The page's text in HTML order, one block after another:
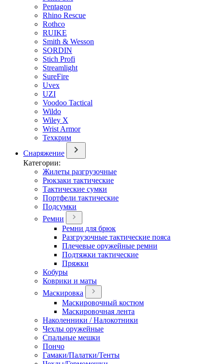
Pentagon
Rhino Rescue
Rothco
RUIKE
Smith & Wesson
SORDIN
Stich Profi
Streamlight
SureFire
Uvex
UZI
Voodoo Tactical
Wildo
Wiley X
Wrist Armor
Техкрим
Снаряжение
Категории:
Жилеты разгрузочные
Рюкзаки тактические
Тактические сумки
Портфели тактические
Подсумки
Ремни
Ремни для брюк
Разгрузочные тактические пояса
Плечевые оружейные ремни
Подтяжки тактические
Пряжки
Кобуры
Коврики и маты
Маскировка
Маскировочный костюм
Маскировочная лента
Наколенники / Налокотники
Чехлы оружейные
Спальные мешки
Пончо
Гамаки/Палатки/Тенты